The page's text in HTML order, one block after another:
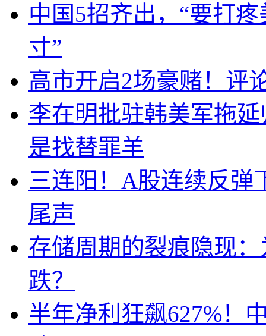
中国5招齐出，“要打
寸”
高市开启2场豪赌！评
李在明批驻韩美军拖
是找替罪羊
三连阳！A股连续反弹
尾声
存储周期的裂痕隐现
跌？
半年净利狂飙627%！